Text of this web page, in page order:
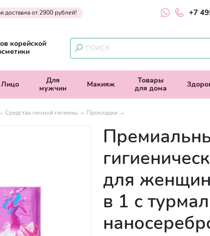
доставка от 2900 рублей! +7
корейской
Лицо
Для
мужчин
Макияж
Товары
для дома
Средства личной гигиены Прокладки
для
в 1 с